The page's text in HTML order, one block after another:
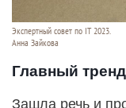
Экспертный совет по IT 2023.
Анна Зайкова
Главный
Зашла речь и